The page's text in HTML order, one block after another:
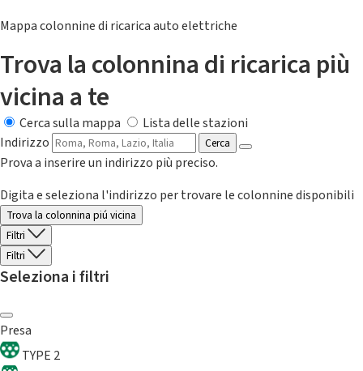
Mappa colonnine di ricarica auto elettriche
Trova la colonnina di ricarica più
vicina a te
Cerca sulla mappa
Lista delle stazioni
Indirizzo
Cerca
Prova a inserire un indirizzo più preciso.
Digita e seleziona l'indirizzo per trovare le colonnine disponibili
Trova la colonnina piú vicina
Filtri
Filtri
Seleziona i filtri
Presa
TYPE 2